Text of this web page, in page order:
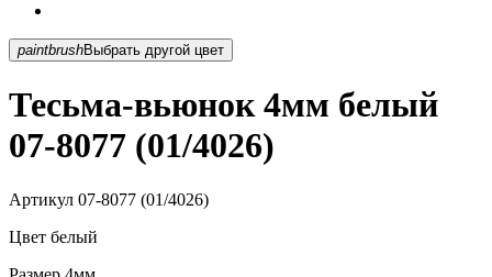
paintbrush Выбрать другой цвет
Тесьма-вьюнок 4мм белый
07-8077 (01/4026)
Артикул 07-8077 (01/4026)
Цвет белый